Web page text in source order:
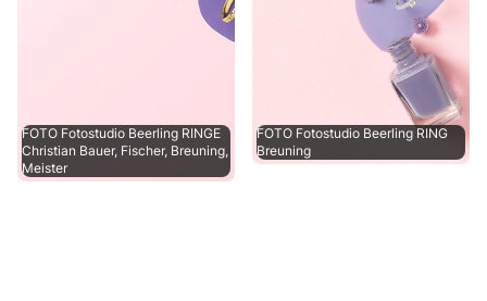
FOTO Fotostudio Beerling RINGE
Christian Bauer, Fischer, Breuning,
Meister
FOTO Fotostudio Beerling RING
Breuning